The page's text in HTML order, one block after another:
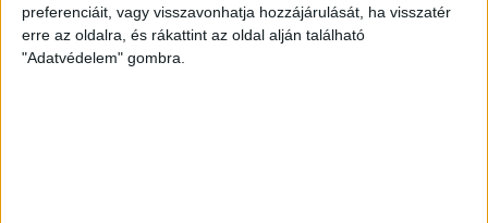
preferenciáit, vagy visszavonhatja hozzájárulását, ha visszatér
erre az oldalra, és rákattint az oldal alján található
"Adatvédelem" gombra.